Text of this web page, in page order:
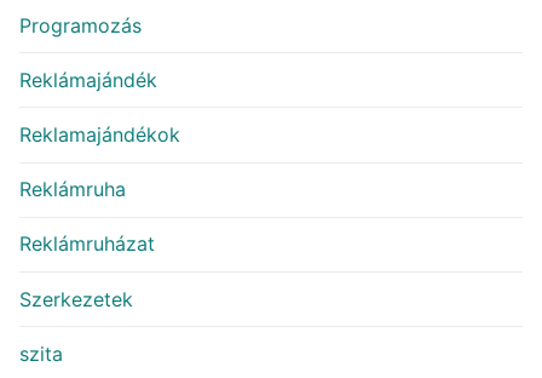
Programozás
Reklámajándék
Reklamajándékok
Reklámruha
Reklámruházat
Szerkezetek
szita